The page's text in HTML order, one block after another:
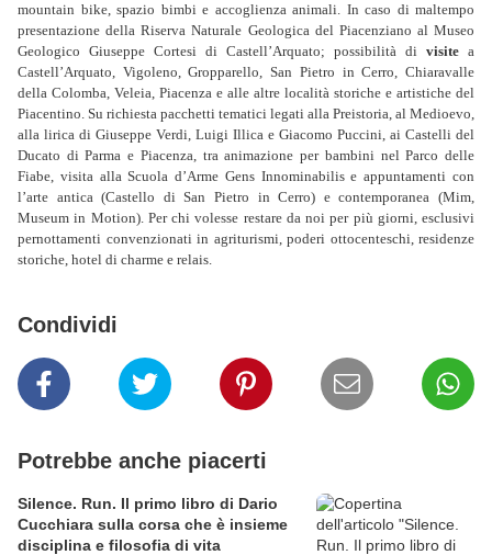
mountain bike, spazio bimbi e accoglienza animali. In caso di maltempo
presentazione della Riserva Naturale Geologica del Piacenziano al Museo
Geologico Giuseppe Cortesi di Castell’Arquato; possibilità di visite a
Castell’Arquato, Vigoleno, Gropparello, San Pietro in Cerro, Chiaravalle
della Colomba, Veleia, Piacenza e alle altre località storiche e artistiche del
Piacentino. Su richiesta pacchetti tematici legati alla Preistoria, al Medioevo,
alla lirica di Giuseppe Verdi, Luigi Illica e Giacomo Puccini, ai Castelli del
Ducato di Parma e Piacenza, tra animazione per bambini nel Parco delle
Fiabe, visita alla Scuola d’Arme Gens Innominabilis e appuntamenti con
l’arte antica (Castello di San Pietro in Cerro) e contemporanea (Mim,
Museum in Motion). Per chi volesse restare da noi per più giorni, esclusivi
pernottamenti convenzionati in agriturismi, poderi ottocenteschi, residenze
storiche, hotel di charme e relais.
Condividi
Potrebbe anche piacerti
Silence. Run. Il primo libro di Dario
Cucchiara sulla corsa che è insieme
disciplina e filosofia di vita